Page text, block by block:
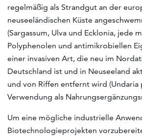
regelmäßig als Strandgut an der
neuseeländischen Küste
(Sargassum, Ulva und Ecklonia, jede
Polyphenolen und antimikrobiellen
einer invasiven Art, die neu im
Deutschland ist und in Neuseeland
und von Riffen entfernt wird (Undaria
Verwendung als
Um eine mögliche industrielle
Biotechnologieprojekten